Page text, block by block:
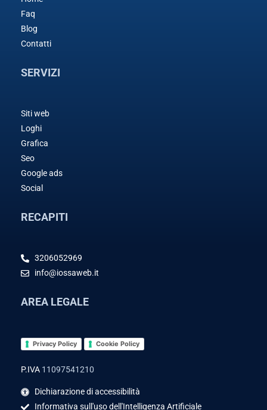
Faq
Blog
Contatti
SERVIZI
Siti web
Loghi
Grafica
Seo
Google ads
Social
RECAPITI
3206052969
info@iossaweb.it
AREA LEGALE
Privacy Policy Cookie Policy
P.IVA 11097541210
Dichiarazione di accessibilità
Informativa sull'uso dell'Intelligenza Artificiale